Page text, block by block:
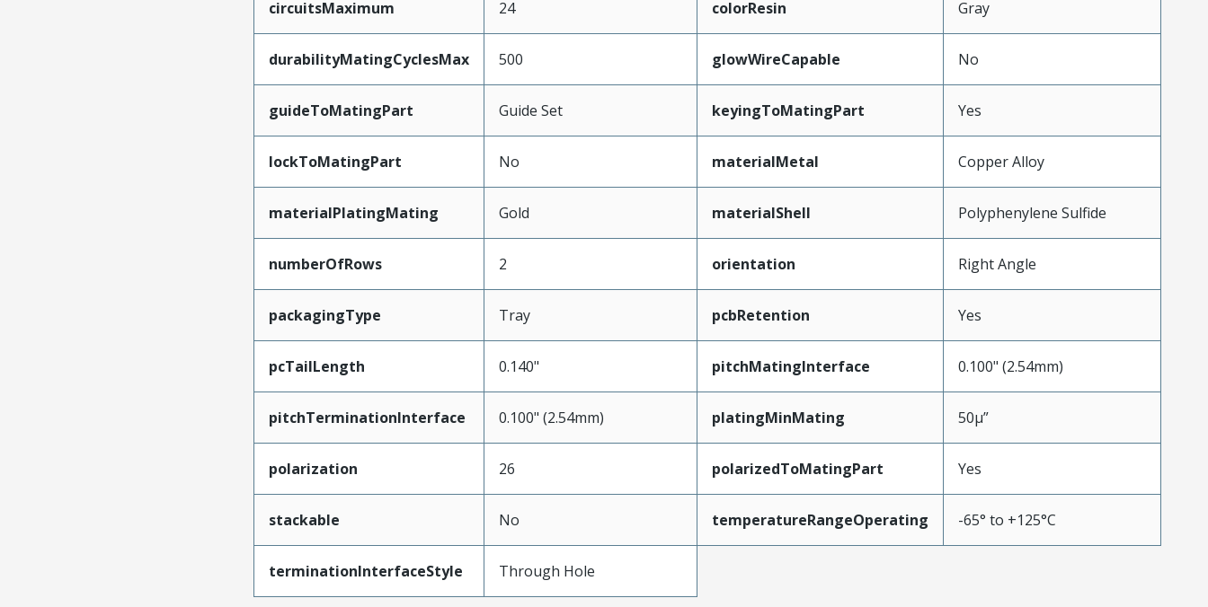
circuitsMaximum 24 colorResin Gray
durabilityMatingCyclesMax 500 glowWireCapable No
guideToMatingPart Guide Set keyingToMatingPart Yes
lockToMatingPart No materialMetal Copper Alloy
materialPlatingMating Gold materialShell Polyphenylene Sulfide
numberOfRows 2 orientation Right Angle
packagingType Tray pcbRetention Yes
pcTailLength 0.140" pitchMatingInterface 0.100" (2.54mm)
pitchTerminationInterface 0.100" (2.54mm) platingMinMating 50µ”
polarization 26 polarizedToMatingPart Yes
stackable No temperatureRangeOperating -65° to +125°C
terminationInterfaceStyle Through Hole